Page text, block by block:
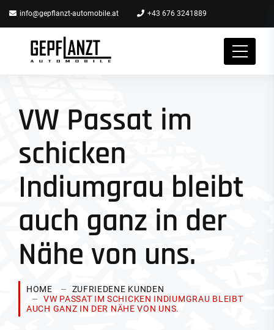
info@gepflanzt-automobile.at +43 676 3241889
VW Passat im
schicken
Indiumgrau bleibt
auch ganz in der
Nähe von uns.
HOME
ZUFRIEDENE KUNDEN
VW PASSAT IM SCHICKEN INDIUMGRAU BLEIBT
AUCH GANZ IN DER NÄHE VON UNS.